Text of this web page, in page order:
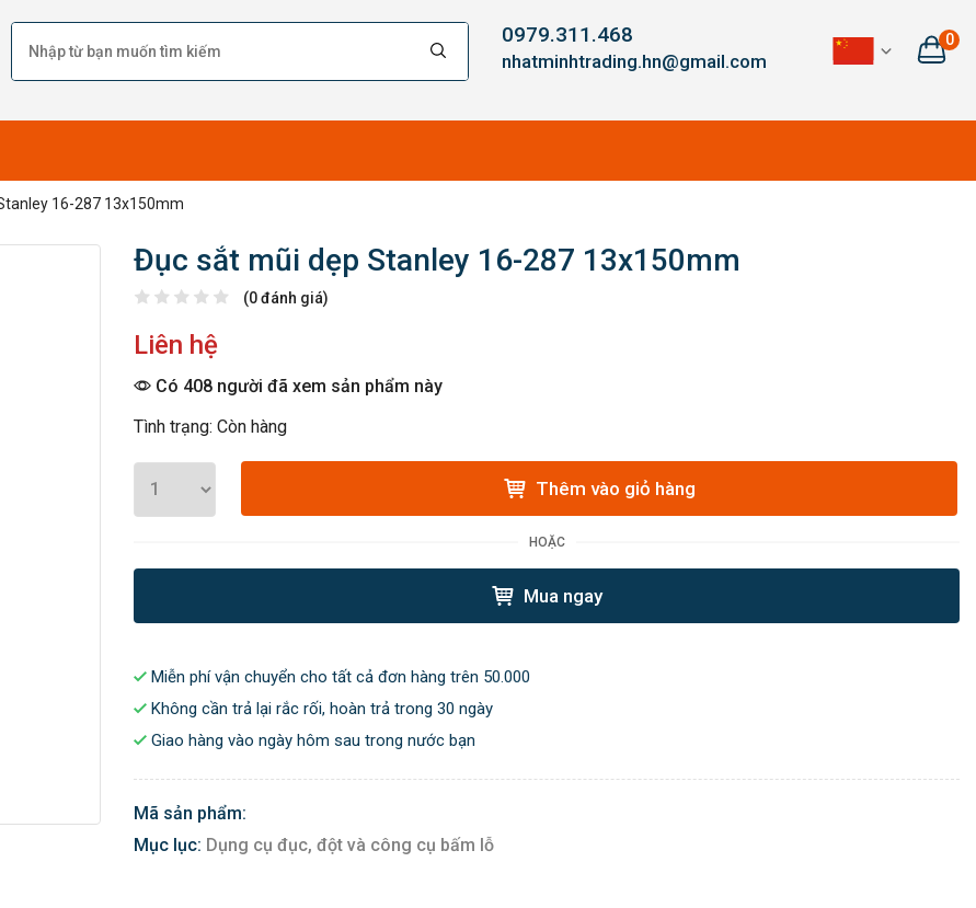
0979.311.468
nhatminhtrading.hn@gmail.com
0
16-287 13x150mm
Đục sắt mũi dẹp Stanley 16-287 13x150mm
(0 đánh giá)
Liên hệ
Có 408 người đã xem sản phẩm này
Tình trạng: Còn hàng
Thêm vào giỏ hàng
HOẶC
Mua ngay
Miễn phí vận chuyển cho tất cả đơn hàng trên 50.000
Không cần trả lại rắc rối, hoàn trả trong 30 ngày
Giao hàng vào ngày hôm sau trong nước bạn
Mã sản phẩm:
Mục lục: Dụng cụ đục, đột và công cụ bấm lỗ